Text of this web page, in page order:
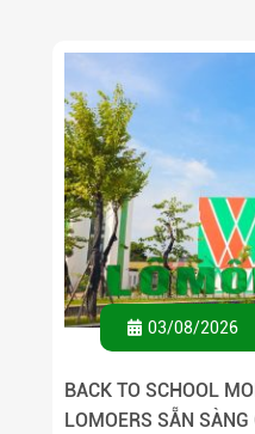
03/08/2026
BACK TO SCHOOL
LOMOERS SẴN